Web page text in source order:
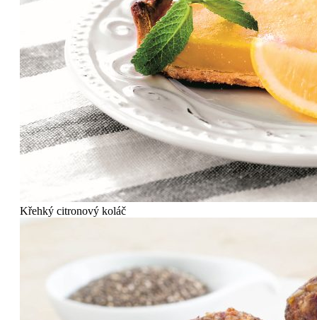
Křehký citronový koláč